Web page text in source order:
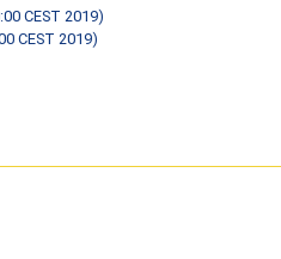
CEST 2019)
CEST 2019)